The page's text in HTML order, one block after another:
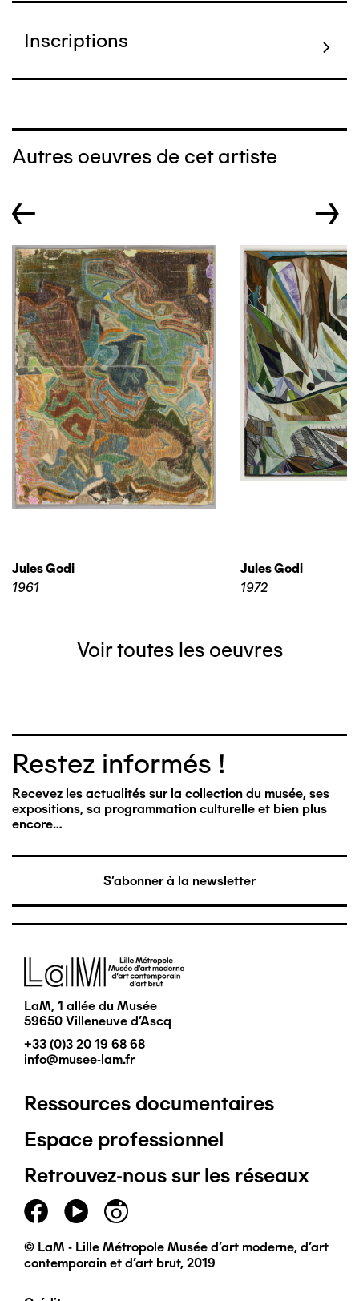
Inscriptions
Autres oeuvres de cet artiste
← →
Jules Godi
1961
Jules Godi
1972
Voir toutes les oeuvres
Restez informés !
Recevez les actualités sur la collection du musée, ses
expositions, sa programmation culturelle et bien plus
encore…
S'abonner à la newsletter
Image
LaM, 1 allée du Musée
59650 Villeneuve d'Ascq
+33 (0)3 20 19 68 68
info@musee-lam.fr
Pied
de
page
principal
Ressources documentaires
Espace professionnel
Retrouvez-nous sur les réseaux
© LaM - Lille Métropole Musée d'art moderne, d'art
contemporain et d'art brut, 2019